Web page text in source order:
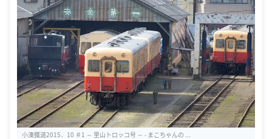
小湊鐵道2015．10 ＃1 ～ 里山トロッコ号 ～ - まこちゃんの ...